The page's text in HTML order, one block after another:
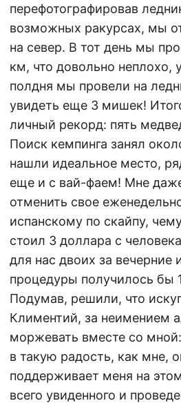
перефотографировав
возможных ракурсах, мы
на север. В тот день мы
км, что довольно неплохо,
полдня мы провели на
увидеть еще 3 мишек!
личный рекорд: пять
Поиск кемпинга занял
нашли идеальное место,
еще и с вай-фаем! Мне
отменить свое
испанскому по скайпу,
стоил 3 доллара с
для нас двоих за вечерние
процедуры получилось бы
Подумав, решили, что
Климентий, за неимением
моржевать вместе со
в такую радость, как мне,
поддерживает меня на
всего увиденного и